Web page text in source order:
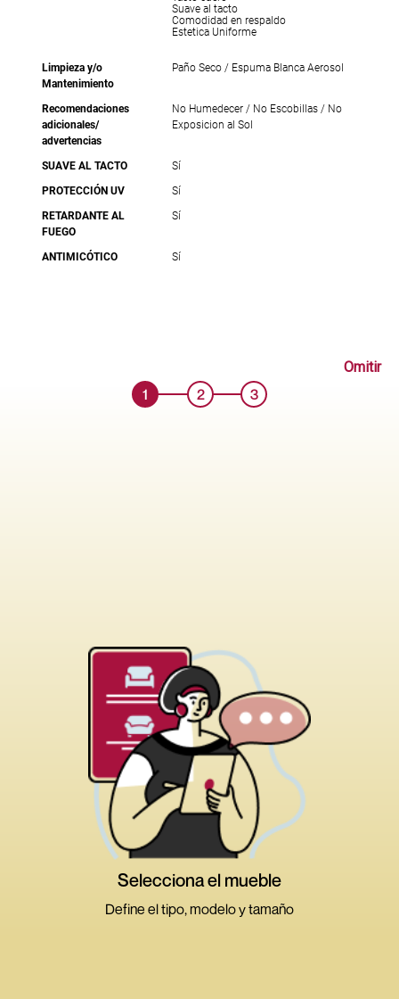
Suave al tacto
Comodidad en respaldo
Estetica Uniforme
Limpieza y/o
Mantenimiento
Paño Seco / Espuma Blanca Aerosol
Recomendaciones
adicionales/
advertencias
No Humedecer / No Escobillas / No
Exposicion al Sol
SUAVE AL TACTO
Sí
PROTECCIÓN UV
Sí
RETARDANTE AL
FUEGO
Sí
ANTIMICÓTICO Sí